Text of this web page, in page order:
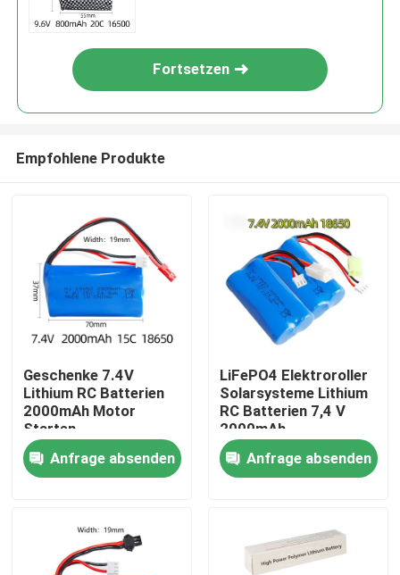
Haus
Fortsetzen
Empfohlene Produkte
Geschenke 7.4V
Lithium RC Batterien
2000mAh Motor
Starten
Langzeitzyklus Li-
IonenAnfrage absenden
LiFePO4 Elektroroller
Solarsysteme Lithium
RC Batterien 7,4 V
2000mAh
Anfrage absenden